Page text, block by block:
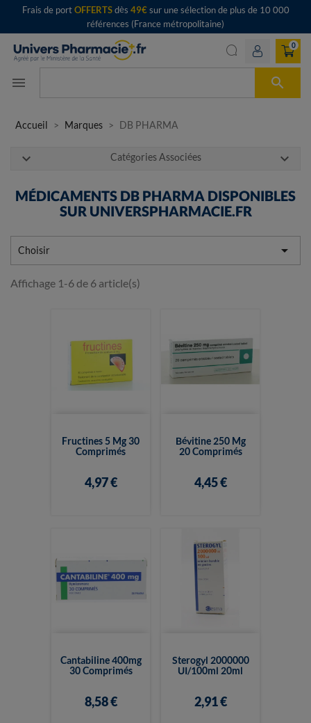
Frais de portOFFERTSdès 49€sur une sélection de plus de 10 000
références (France métropolitaine)
menu 
0
Accueil Marques DB PHARMA
expand_more Catégories Associées expand_more
MÉDICAMENTS DB PHARMA DISPONIBLES
SUR UNIVERSPHARMACIE.FR
Choisir 
Affichage 1-6 de 6 article(s)
Fructines 5 Mg 30
Comprimés
4,97 €
Bévitine 250 Mg
20 Comprimés
4,45 €
Cantabiline 400mg
30 Comprimés
8,58 €
Sterogyl 2000000
UI/100ml 20ml
2,91 €